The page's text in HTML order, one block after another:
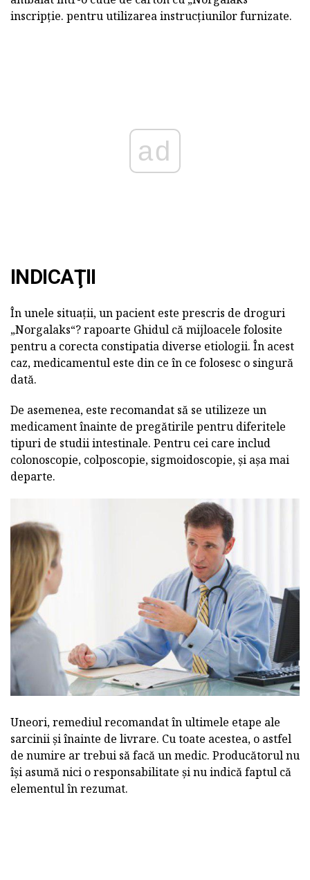
inscripție. pentru utilizarea instrucțiunilor furnizate.
ad
INDICAŢII
În unele situații, un pacient este prescris de droguri
„Norgalaks“? rapoarte Ghidul că mijloacele folosite
pentru a corecta constipatia diverse etiologii. În acest
caz, medicamentul este din ce în ce folosesc o singură
dată.
De asemenea, este recomandat să se utilizeze un
medicament înainte de pregătirile pentru diferitele
tipuri de studii intestinale. Pentru cei care includ
colonoscopie, colposcopie, sigmoidoscopie, și așa mai
departe.
Uneori, remediul recomandat în ultimele etape ale
sarcinii și înainte de livrare. Cu toate acestea, o astfel
de numire ar trebui să facă un medic. Producătorul nu
își asumă nici o responsabilitate și nu indică faptul că
elementul în rezumat.